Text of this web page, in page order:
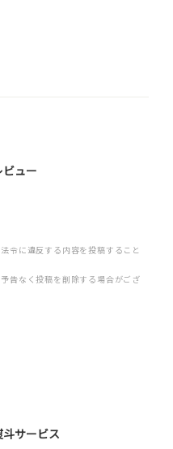
ュー
令に違反する内容を投稿すること
告なく投稿を削除する場合がござ
サービス